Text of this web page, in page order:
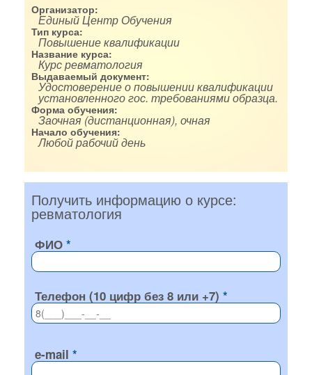
Организатор:
Единый Центр Обучения
Тип курса:
Повышение квалификации
Название курса:
Курс ревматология
Выдаваемый документ:
Удостоверение о повышении квалификации
установленного гос. требованиями образца.
Форма обучения:
Заочная (дистанционная), очная
Начало обучения:
Любой рабочий день
Получить информацию о курсе:
ревматология
ФИО
Телефон (10 цифр без 8 или +7)
e-mail